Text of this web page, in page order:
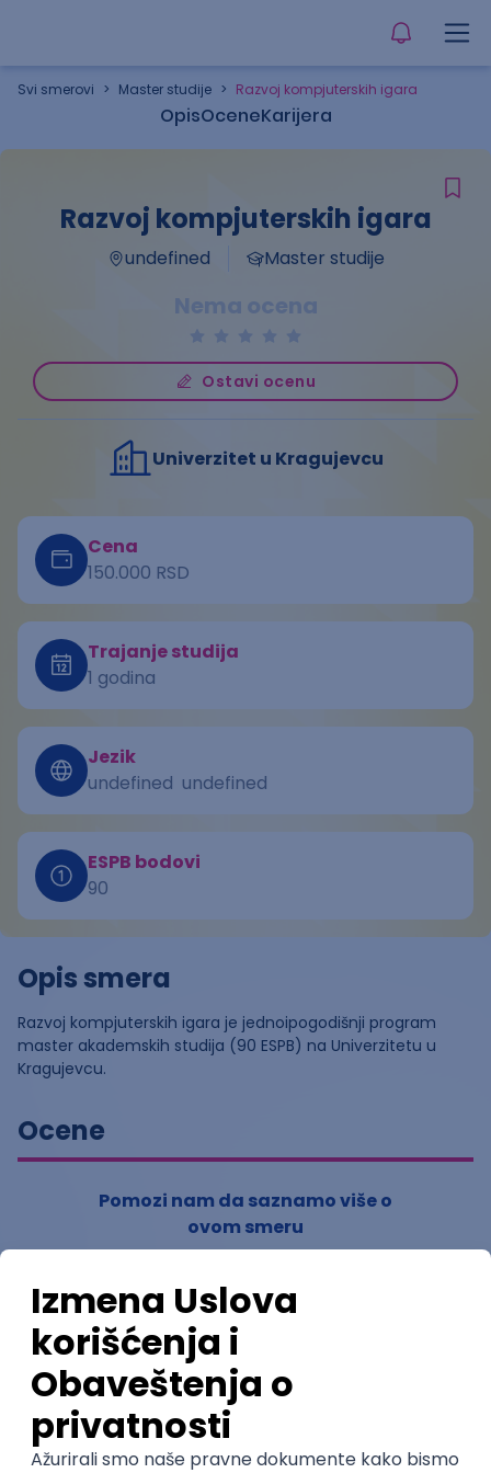
Svi smerovi > Master studije > Razvoj kompjuterskih igara
OpisOceneKarijera
Razvoj kompjuterskih igara
undefined Master studije
Nema ocena
Ostavi ocenu
Univerzitet u Kragujevcu
Cena
150.000 RSD
Trajanje studija
1 godina
Jezik
undefined undefined
ESPB bodovi
90
Opis smera
Razvoj kompjuterskih igara je jednoipogodišnji program
master akademskih studija (90 ESPB) na Univerzitetu u
Kragujevcu.
Ocene
Pomozi nam da saznamo više o
ovom smeru
( 0ocena)
Ostavi ocenu
Nastavni kadar